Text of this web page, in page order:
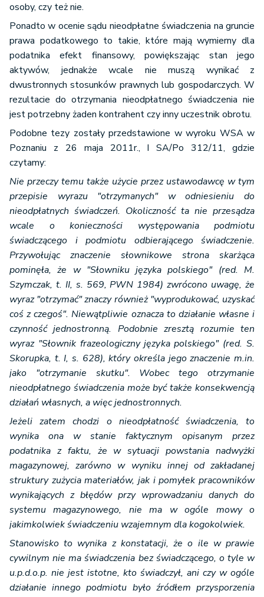
osoby, czy też nie.
Ponadto w ocenie sądu nieodpłatne świadczenia na gruncie
prawa podatkowego to takie, które mają wymierny dla
podatnika efekt finansowy, powiększając stan jego
aktywów, jednakże wcale nie muszą wynikać z
dwustronnych stosunków prawnych lub gospodarczych. W
rezultacie do otrzymania nieodpłatnego świadczenia nie
jest potrzebny żaden kontrahent czy inny uczestnik obrotu.
Podobne tezy zostały przedstawione w wyroku WSA w
Poznaniu z 26 maja 2011r., I SA/Po 312/11, gdzie
czytamy:
Nie przeczy temu także użycie przez ustawodawcę w tym
przepisie wyrazu "otrzymanych" w odniesieniu do
nieodpłatnych świadczeń. Okoliczność ta nie przesądza
wcale o konieczności występowania podmiotu
świadczącego i podmiotu odbierającego świadczenie.
Przywołując znaczenie słownikowe strona skarżąca
pominęła, że w "Słowniku języka polskiego" (red. M.
Szymczak, t. II, s. 569, PWN 1984) zwrócono uwagę, że
wyraz "otrzymać" znaczy również "wyprodukować, uzyskać
coś z czegoś". Niewątpliwie oznacza to działanie własne i
czynność jednostronną. Podobnie zresztą rozumie ten
wyraz "Słownik frazeologiczny języka polskiego" (red. S.
Skorupka, t. I, s. 628), który określa jego znaczenie m.in.
jako "otrzymanie skutku". Wobec tego otrzymanie
nieodpłatnego świadczenia może być także konsekwencją
działań własnych, a więc jednostronnych.
Jeżeli zatem chodzi o nieodpłatność świadczenia, to
wynika ona w stanie faktycznym opisanym przez
podatnika z faktu, że w sytuacji powstania nadwyżki
magazynowej, zarówno w wyniku innej od zakładanej
struktury zużycia materiałów, jak i pomyłek pracowników
wynikających z błędów przy wprowadzaniu danych do
systemu magazynowego, nie ma w ogóle mowy o
jakimkolwiek świadczeniu wzajemnym dla kogokolwiek.
Stanowisko to wynika z konstatacji, że o ile w prawie
cywilnym nie ma świadczenia bez świadczącego, o tyle w
u.p.d.o.p. nie jest istotne, kto świadczył, ani czy w ogóle
działanie innego podmiotu było źródłem przysporzenia